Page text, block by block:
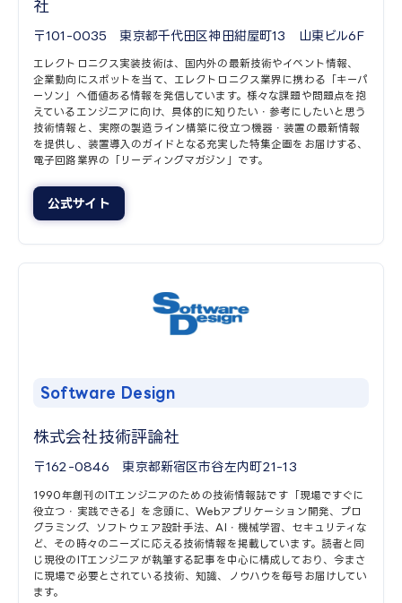
社
〒101-0035 東京都千代田区神田紺屋町13 山東ビル6F
エレクトロニクス実装技術は、国内外の最新技術やイベント情報、
企業動向にスポットを当て、エレクトロニクス業界に携わる「キーパ
ーソン」へ価値ある情報を発信しています。様々な課題や問題点を抱
えているエンジニアに向け、具体的に知りたい・参考にしたいと思う
技術情報と、実際の製造ライン構築に役立つ機器・装置の最新情報
を提供し、装置導入のガイドとなる充実した特集企画をお届けする、
電子回路業界の「リーディングマガジン」です。
公式サイト
Software Design​
株式会社技術評論社​
〒162-0846 東京都新宿区市谷左内町21-13​
1990年創刊のITエンジニアのための技術情報誌です「現場ですぐに
役立つ・実践できる」を念頭に、Webアプリケーション開発、プロ
グラミング、ソフトウェア設計手法、AI・機械学習、セキュリティな
ど、その時々のニーズに応える技術情報を掲載しています。読者と同
じ現役のITエンジニアが執筆する記事を中心に構成しており、今まさ
に現場で必要とされている技術、知識、ノウハウを毎号お届けしてい
ます。​